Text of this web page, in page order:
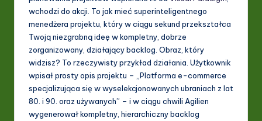
in
A
wchodzi do akcji. To jak mieć superinteligentnego
menedżera projektu, który w ciągu sekund przekształca
Twoją niezgrabną ideę w kompletny, dobrze
zorganizowany, działający backlog. Obraz, który
widzisz? To rzeczywisty przykład działania. Użytkownik
wpisał prosty opis projektu – „Platforma e-commerce
specjalizująca się w wyselekcjonowanych ubraniach z lat
80. i 90. oraz używanych” – i w ciągu chwili Agilien
wygenerował kompletny, hierarchiczny backlog